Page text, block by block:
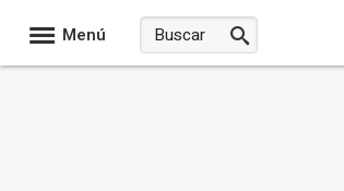
Menú